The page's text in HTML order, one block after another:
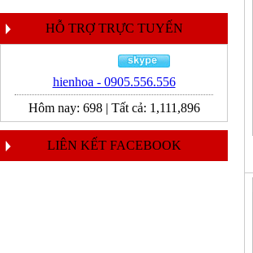
HỖ TRỢ TRỰC TUYẾN
hienhoa - 0905.556.556
Hôm nay: 698| Tất cả: 1,111,896
LIÊN KẾT FACEBOOK